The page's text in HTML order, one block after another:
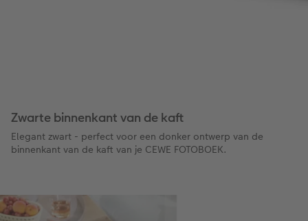
Zwarte binnenkant van de kaft
Elegant zwart - perfect voor een donker ontwerp van de
binnenkant van de kaft van je CEWE FOTOBOEK.